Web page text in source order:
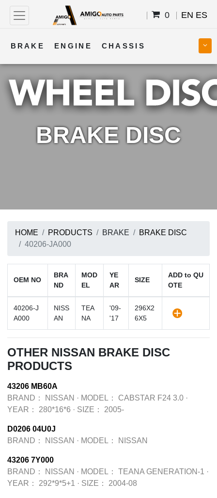
0 EN ES
BRAKE ENGINE CHASSIS
COOLING STEERING BODY
TRANSMISSION FUEL ELECTRICAL
BRAKE DISC
HOME PRODUCTS BRAKE
BRAKE DISC
40206-JA000
OEM NO
BRA
ND
MOD
EL
YE
AR
SIZE
ADD to QU
OTE
40206-J
A000
NISS
AN
TEA
NA
'09-
'17
296X2
6X5
OTHER NISSAN BRAKE DISC
PRODUCTS
43206 MB60A
BRAND：
NISSAN · MODEL： CABSTAR F24 3.0 ·
YEAR：
280*16*6 · SIZE： 2005-
D0206 04U0J
BRAND：
NISSAN · MODEL： NISSAN
43206 7Y000
BRAND：
NISSAN · MODEL： TEANA GENERATION-1 ·
YEAR：
292*9*5+1 · SIZE： 2004-08